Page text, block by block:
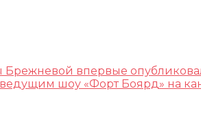
Брежневой впервые
шоу «Форт Боярд» на